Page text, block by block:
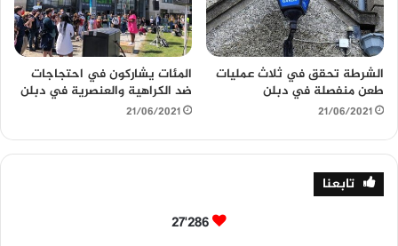
الشرطة تحقق في ثلاث عمليات
طعن منفصلة في دبلن
21/06/2021
المئات يشاركون في احتجاجات
ضد الكراهية والعنصرية في دبلن
21/06/2021
تابعنا
27٬286